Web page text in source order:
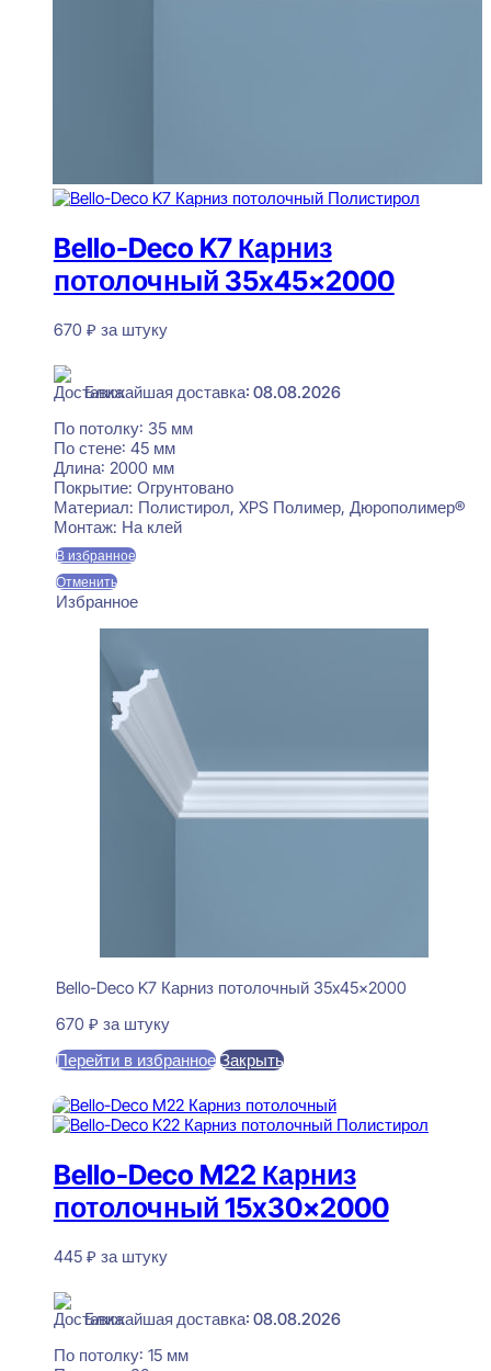
Bello-Deco K7 Карниз
потолочный 35x45x2000
670 ₽ за штуку
Ближайшая доставка: 08.08.2026
По потолку: 35 мм
По стене: 45 мм
Длина: 2000 мм
Покрытие: Огрунтовано
Материал: Полистирол, XPS Полимер, Дюрополимер®
Монтаж: На клей
В избранное
Отменить
Избранное
Bello-Deco K7 Карниз потолочный 35x45x2000
670 ₽ за штуку
Перейти в избранное Закрыть
Bello-Deco M22 Карниз
потолочный 15x30x2000
445 ₽ за штуку
Ближайшая доставка: 08.08.2026
По потолку: 15 мм